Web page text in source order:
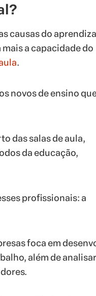
causas do
a capacidade do
.
novos de ensino
das salas de aula,
da educação,
profissionais: a
foca em
além de